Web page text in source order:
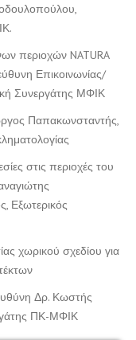
περιοχών NATURA
Επικοινωνίας/
Συνεργάτης ΜΦΙΚ
Παπακωνσταντής,
στις περιοχές του
Εξωτερικός
χωρικού σχεδίου για
Δρ. Κωστής
ΠΚ-ΜΦΙΚ